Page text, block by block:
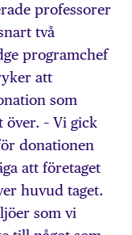
professorer
två
programchef
att
som
– Vi gick
donationen
att företaget
huvud taget.
som vi